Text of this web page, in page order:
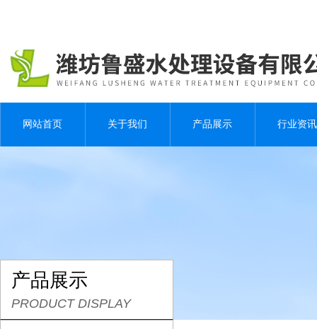
网站首页 关于我们 产品展示 行业资讯
产品展示
PRODUCT DISPLAY